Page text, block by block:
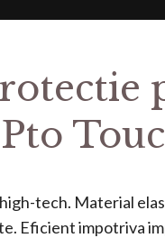
tech. Material
Eficient impotriva